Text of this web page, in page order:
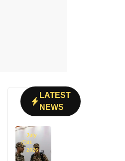
LATEST
NEWS
July
31,
2026